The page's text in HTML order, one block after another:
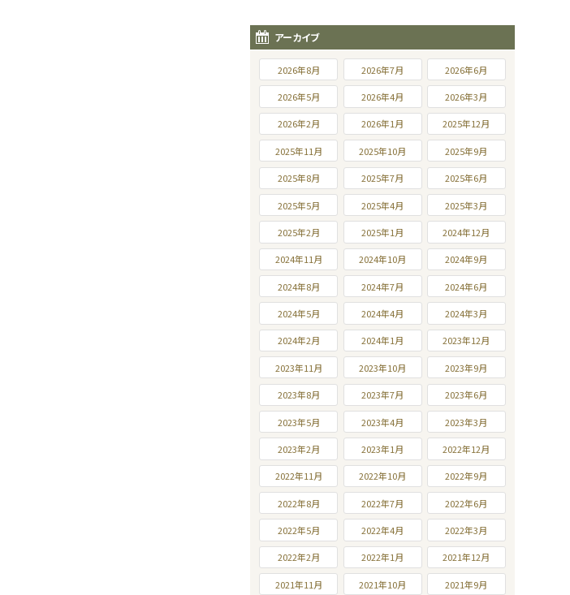
アーカイブ
2026年8月 2026年7月 2026年6月
2026年5月 2026年4月 2026年3月
2026年2月 2026年1月 2025年12月
2025年11月 2025年10月 2025年9月
2025年8月 2025年7月 2025年6月
2025年5月 2025年4月 2025年3月
2025年2月 2025年1月 2024年12月
2024年11月 2024年10月 2024年9月
2024年8月 2024年7月 2024年6月
2024年5月 2024年4月 2024年3月
2024年2月 2024年1月 2023年12月
2023年11月 2023年10月 2023年9月
2023年8月 2023年7月 2023年6月
2023年5月 2023年4月 2023年3月
2023年2月 2023年1月 2022年12月
2022年11月 2022年10月 2022年9月
2022年8月 2022年7月 2022年6月
2022年5月 2022年4月 2022年3月
2022年2月 2022年1月 2021年12月
2021年11月 2021年10月 2021年9月